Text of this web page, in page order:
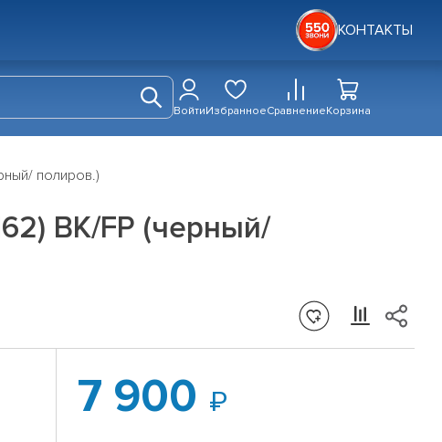
КОНТАКТЫ
ВойтиИзбранноеСравнениеКорзина
полиров.)
BK/FP (черный/
7 900